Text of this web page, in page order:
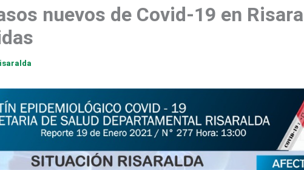
nuevos de Covid-19 en